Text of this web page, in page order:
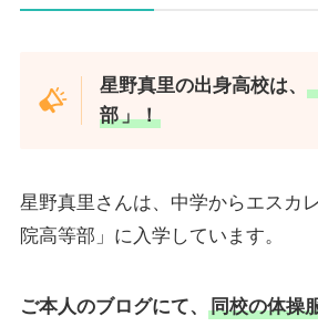
星野真里の出身高校は、
部」！
星野真里さんは、中学からエスカ
院高等部」に入学しています。
ご本人のブログにて、
同校の体操